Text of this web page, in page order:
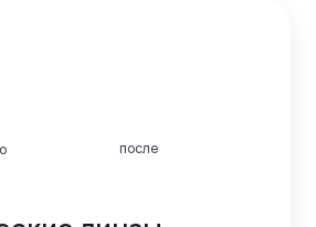
после